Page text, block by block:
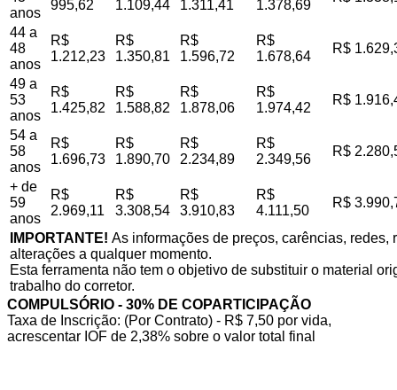
anos
995,62
1.109,44
1.311,41
1.378,69
44 a
48
anos
R$
1.212,23
R$
1.350,81
R$
1.596,72
R$
1.678,64
R$
49 a
53
anos
R$
1.425,82
R$
1.588,82
R$
1.878,06
R$
1.974,42
R$
54 a
58
anos
R$
1.696,73
R$
1.890,70
R$
2.234,89
R$
2.349,56
R$
+ de
59
anos
R$
2.969,11
R$
3.308,54
R$
3.910,83
R$
4.111,50
R$
IMPORTANTE! As informações de preços, carências,
alterações a qualquer momento.
Esta ferramenta não tem o objetivo de substituir o material
trabalho do corretor.
COMPULSÓRIO - 30% DE COPARTICIPAÇÃO
Taxa de Inscrição: (Por Contrato) - R$ 7,50 por vida,
acrescentar IOF de 2,38% sobre o valor total final